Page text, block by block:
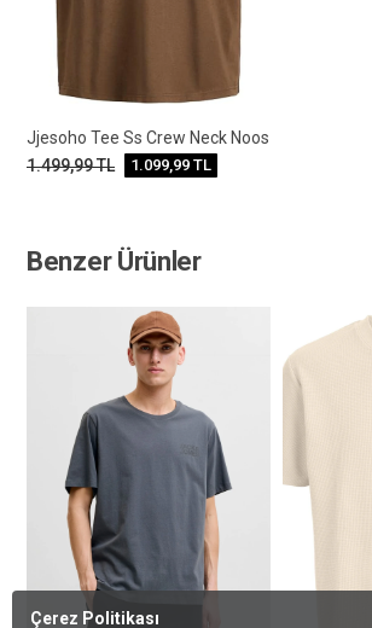
Jjesoho Tee Ss Crew Neck Noos
1.499,99TL 1.099,99 TL
Benzer Ürünler
Çerez Politikası